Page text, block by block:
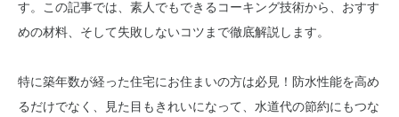
す。この記事では、素人でもできるコーキング技術から、おすす
めの材料、そして失敗しないコツまで徹底解説します。
特に築年数が経った住宅にお住まいの方は必見！防水性能を高め
るだけでなく、見た目もきれいになって、水道代の節約にもつな